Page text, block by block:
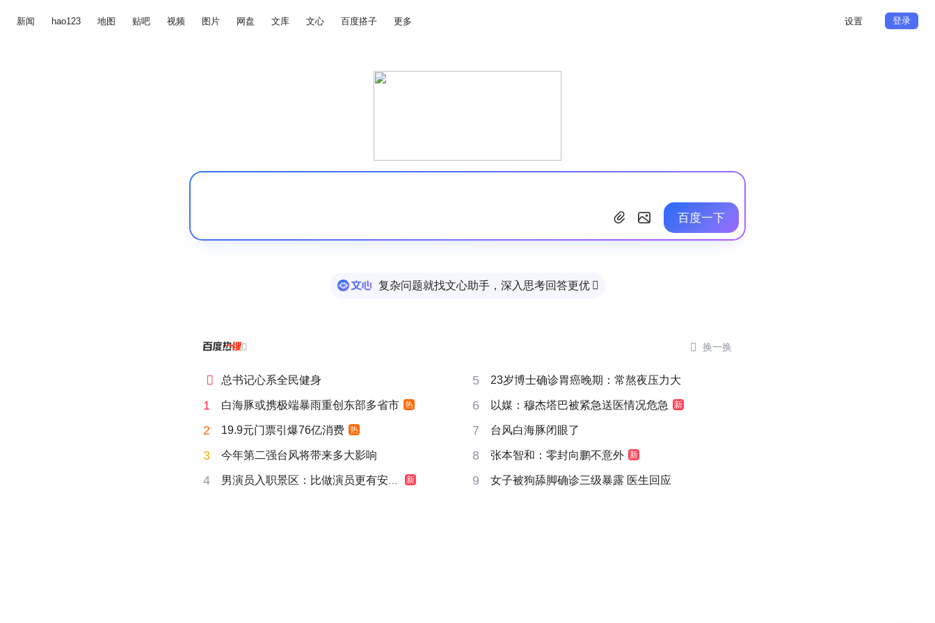
新闻 hao123 地图 贴吧 视频 图片 网盘 文库 文心 百度搭子 更多 设置 登录
百度一下
复杂问题就找文心助手，深入思考回答更优 
  换一换
 总书记心系全民健身 5 23岁博士确诊胃癌晚期：常熬夜压力大
1 白海豚或携极端暴雨重创东部多省市 热 6 以媒：穆杰塔巴被紧急送医情况危急 新
2 19.9元门票引爆76亿消费 热 7 台风白海豚闭眼了
3 今年第二强台风将带来多大影响 8 张本智和：零封向鹏不意外 新
4 男演员入职景区：比做演员更有安全感 新 9 女子被狗舔脚确诊三级暴露 医生回应